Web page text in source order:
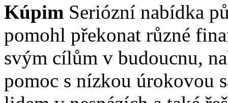
Kúpim Seriózní nabídka
pomohl překonat různé
svým cílům v budoucnu,
pomoc s nízkou úrokovou